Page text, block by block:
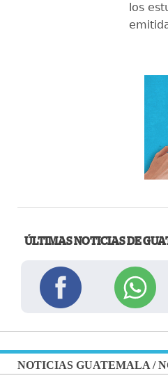
los
ÚLTIMAS NOTICIAS DE
NOTICIAS GUATEMALA /